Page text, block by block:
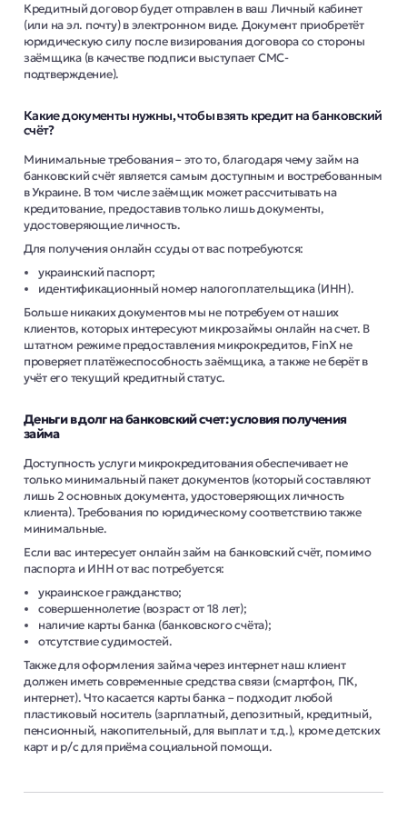
Кредитный договор будет отправлен в ваш Личный кабинет
(или на эл. почту) в электронном виде. Документ приобретёт
юридическую силу после визирования договора со стороны
заёмщика (в качестве подписи выступает СМС-
подтверждение).
Какие документы нужны, чтобы взять кредит на банковский
счёт?
Минимальные требования – это то, благодаря чему займ на
банковский счёт является самым доступным и востребованным
в Украине. В том числе заёмщик может рассчитывать на
кредитование, предоставив только лишь документы,
удостоверяющие личность.
Для получения онлайн ссуды от вас потребуются:
украинский паспорт;
идентификационный номер налогоплательщика (ИНН).
Больше никаких документов мы не потребуем от наших
клиентов, которых интересуют микрозаймы онлайн на счет. В
штатном режиме предоставления микрокредитов, FinX не
проверяет платёжеспособность заёмщика, а также не берёт в
учёт его текущий кредитный статус.
Деньги в долг на банковский счет: условия получения
займа
Доступность услуги микрокредитования обеспечивает не
только минимальный пакет документов (который составляют
лишь 2 основных документа, удостоверяющих личность
клиента). Требования по юридическому соответствию также
минимальные.
Если вас интересует онлайн займ на банковский счёт, помимо
паспорта и ИНН от вас потребуется:
украинское гражданство;
совершеннолетие (возраст от 18 лет);
наличие карты банка (банковского счёта);
отсутствие судимостей.
Также для оформления займа через интернет наш клиент
должен иметь современные средства связи (смартфон, ПК,
интернет). Что касается карты банка – подходит любой
пластиковый носитель (зарплатный, депозитный, кредитный,
пенсионный, накопительный, для выплат и т.д.), кроме детских
карт и р/с для приёма социальной помощи.